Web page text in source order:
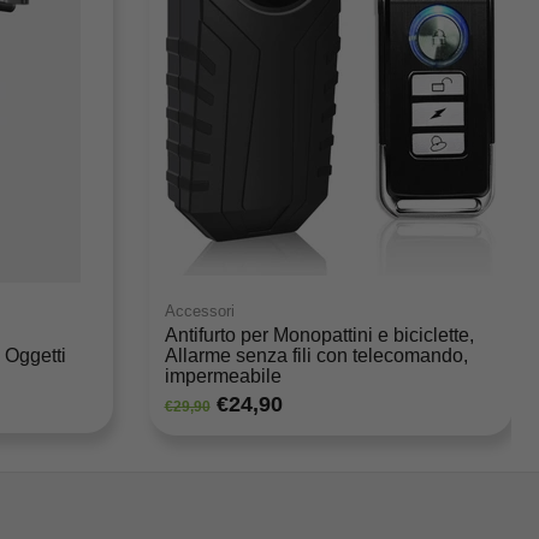
Accessori
Antifurto per Monopattini e biciclette,
Allarme senza fili con telecomando,
impermeabile
€29,90 €24,90